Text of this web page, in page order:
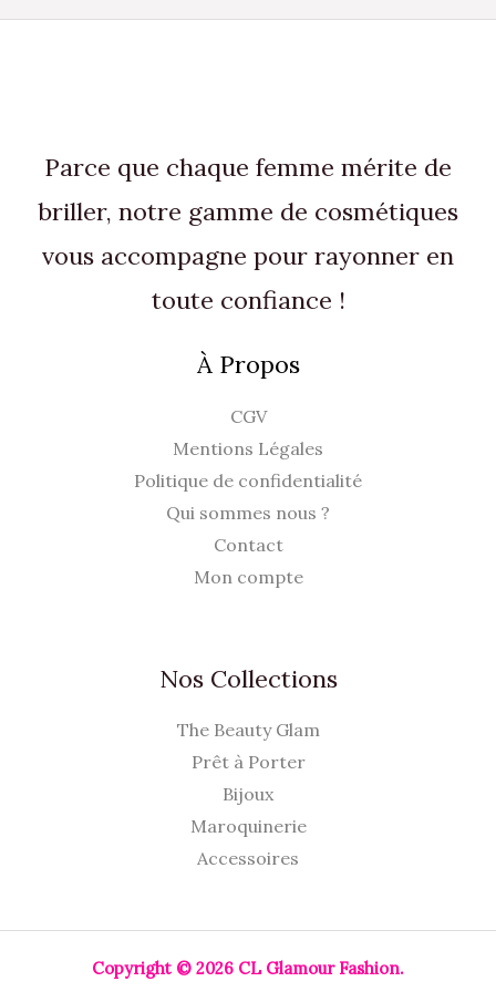
du
Parce que chaque femme mérite de
briller, notre gamme de cosmétiques
vous accompagne pour rayonner en
toute confiance !
À Propos
CGV
Mentions Légales
Politique de confidentialité
Qui sommes nous ?
Contact
Mon compte
Nos Collections
The Beauty Glam
Prêt à Porter
Bijoux
Maroquinerie
Accessoires
Copyright © 2026 CL Glamour Fashion.